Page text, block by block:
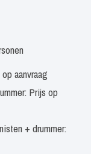
aanvraag
Prijs op
+ drummer: